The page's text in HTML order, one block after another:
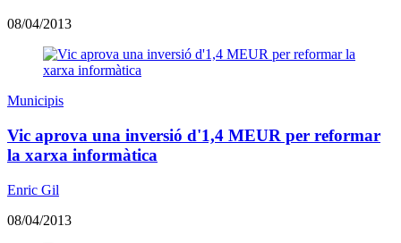
08/04/2013
Municipis
Vic aprova una inversió d'1,4 MEUR per reformar
la xarxa informàtica
Enric Gil
08/04/2013